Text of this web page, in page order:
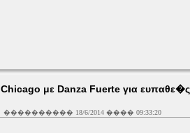
Chicago με Danza Fuerte για
���������� 18/6/2014 ���� 09:33:20